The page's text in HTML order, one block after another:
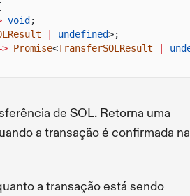
void ;
undefined>;
Promise<TransferSOLResult
de SOL. Retorna uma
a transação é confirmada na
a transação está sendo